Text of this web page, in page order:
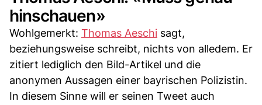
hinschauen»
Wohlgemerkt: Thomas Aeschi sagt,
beziehungsweise schreibt, nichts von alledem. Er
zitiert lediglich den Bild-Artikel und die
anonymen Aussagen einer bayrischen Polizistin.
In diesem Sinne will er seinen Tweet auch